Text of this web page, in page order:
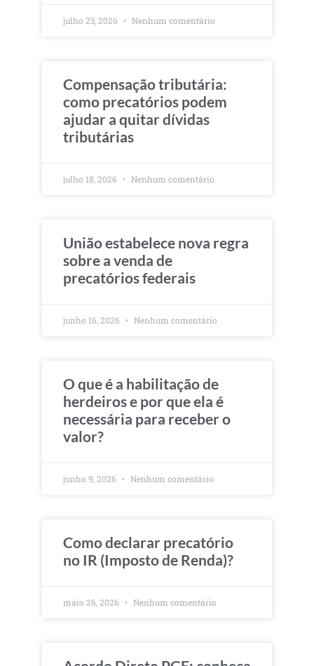
julho 23, 2026 Nenhum comentário
Compensação tributária:
como precatórios podem
ajudar a quitar dívidas
tributárias
julho 18, 2026 Nenhum comentário
União estabelece nova regra
sobre a venda de
precatórios federais
junho 16, 2026 Nenhum comentário
O que é a habilitação de
herdeiros e por que ela é
necessária para receber o
valor?
junho 9, 2026 Nenhum comentário
Como declarar precatório
no IR (Imposto de Renda)?
maio 26, 2026 Nenhum comentário